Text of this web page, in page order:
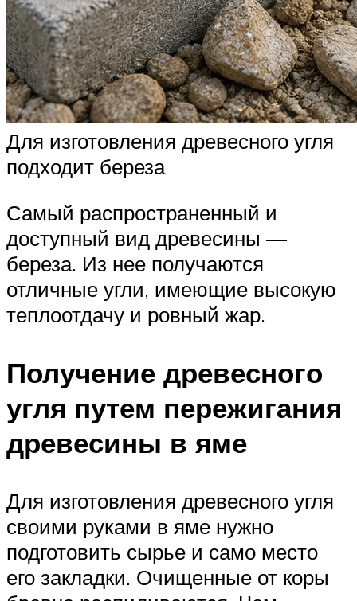
Для изготовления древесного угля
подходит береза
Самый распространенный и
доступный вид древесины —
береза. Из нее получаются
отличные угли, имеющие высокую
теплоотдачу и ровный жар.
Получение древесного
угля путем пережигания
древесины в яме
Для изготовления древесного угля
своими руками в яме нужно
подготовить сырье и само место
его закладки. Очищенные от коры